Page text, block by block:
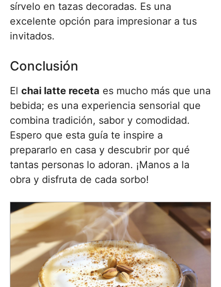
sírvelo en tazas decoradas. Es una
excelente opción para impresionar a tus
invitados.
Conclusión
El chai latte receta es mucho más que una
bebida; es una experiencia sensorial que
combina tradición, sabor y comodidad.
Espero que esta guía te inspire a
prepararlo en casa y descubrir por qué
tantas personas lo adoran. ¡Manos a la
obra y disfruta de cada sorbo!